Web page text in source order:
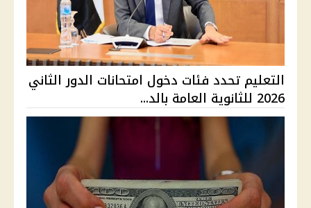
التعليم تحدد فئات دخول امتحانات الدور الثاني
2026 للثانوية العامة بالد...